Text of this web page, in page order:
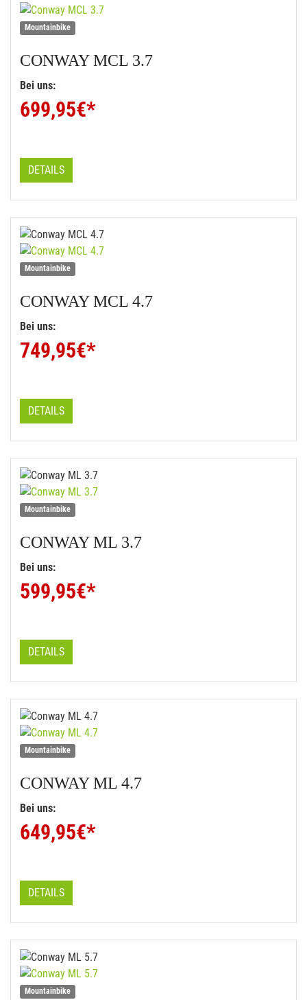
Mountainbike
CONWAYMCL 3.7
Bei uns:
699,95€*
DETAILS
Mountainbike
CONWAYMCL 4.7
Bei uns:
749,95€*
DETAILS
Mountainbike
CONWAYML 3.7
Bei uns:
599,95€*
DETAILS
Mountainbike
CONWAYML 4.7
Bei uns:
649,95€*
DETAILS
Mountainbike